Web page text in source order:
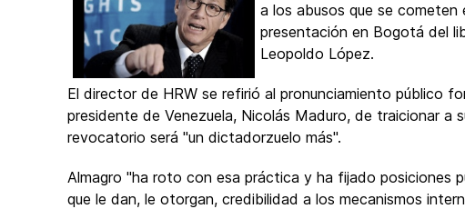
a los abusos que se cometen
presentación en Bogotá del
Leopoldo López.
El director de HRW se refirió al pronunciamiento público
presidente de Venezuela, Nicolás Maduro, de traicionar a
revocatorio será "un dictadorzuelo más".
Almagro "ha roto con esa práctica y ha fijado posiciones
que le dan, le otorgan, credibilidad a los mecanismos